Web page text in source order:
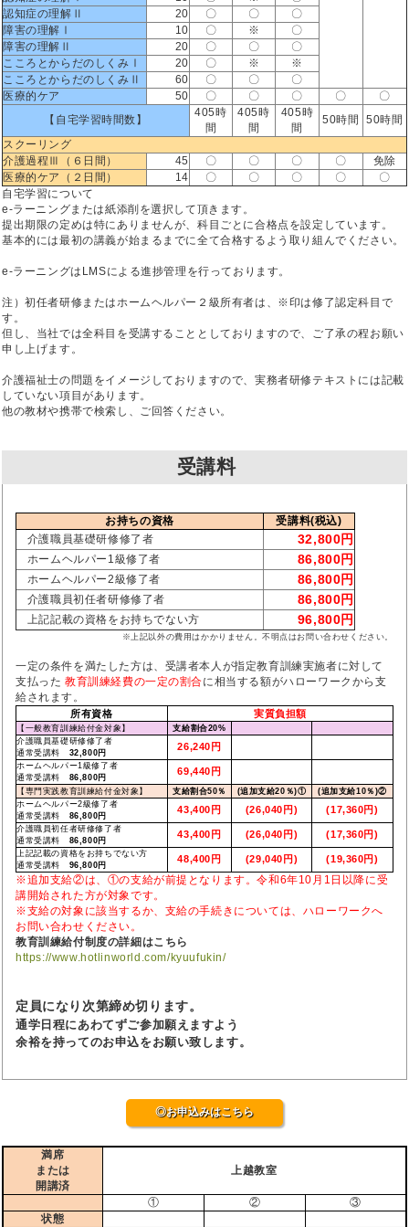
認知症の理解Ⅱ
20 〇 〇
〇
障害の理解Ⅰ
10 〇 ※
〇
障害の理解Ⅱ
20 〇 〇
〇
こころとからだのしくみⅠ
20 〇 ※
※
こころとからだのしくみⅡ
60 〇 〇
〇
医療的ケア
50 〇 〇 〇 〇
〇
【自宅学習時間数】
405時
間
405時
間
405時
間
50時間
50時間
スクーリング
介護過程Ⅲ（６日間）
45 〇 〇 〇 〇
免除
医療的ケア（２日間）
14 〇 〇 〇 〇
〇
自宅学習について
e-ラーニングまたは紙添削を選択して頂きます。
提出期限の定めは特にありませんが、科目ごとに合格点を設定しています。
基本的には最初の講義が始まるまでに全て合格するよう取り組んでください。
e-ラーニングはLMSによる進捗管理を行っております。
注）初任者研修またはホームヘルパー２級所有者は、※印は修了認定科目で
す。
但し、当社では全科目を受講することとしておりますので、ご了承の程お願い
申し上げます。
介護福祉士の問題をイメージしておりますので、実務者研修テキストには記載
していない項目があります。
他の教材や携帯で検索し、ご回答ください。
受講料
お持ちの資格
受講料(税込)
介護職員基礎研修修了者
32,800円
ホームヘルパー1級修了者 86,800円
ホームヘルパー2級修了者 86,800円
介護職員初任者研修修了者 86,800円
上記記載の資格をお持ちでない方 96,800円
※上記以外の費用はかかりません。不明点はお問い合わせください。
一定の条件を満たした方は、受講者本人が指定教育訓練実施者に対して
支払った 教育訓練経費の一定の割合に相当する額がハローワークから支
給されます。
所有資格 実質負担額
【一般教育訓練給付金対象】 支給割合20%
介護職員基礎研修修了者
通常受講料 32,800円
26,240円
ホームヘルパー1級修了者
通常受講料 86,800円
69,440円
【専門実践教育訓練給付金対象】 支給割合50％ (追加支給20％)① (追加支給10％)②
ホームヘルパー2級修了者
通常受講料 86,800円
43,400円 (26,040円) (17,360円)
介護職員初任者研修修了者
通常受講料 86,800円
43,400円 (26,040円) (17,360円)
上記記載の資格をお持ちでない方
通常受講料 96,800円
48,400円 (29,040円) (19,360円)
※追加支給②は、①の支給が前提となります。令和6年10月1日以降に受
講開始された方が対象です。
※支給の対象に該当するか、支給の手続きについては、ハローワークへ
お問い合わせください。
教育訓練給付制度の詳細はこちら
https://www.hotlinworld.com/kyuufukin/
定員になり次第締め切ります。
通学日程にあわてずご参加願えますよう
余裕を持ってのお申込をお願い致します。
◎お申込みはこちら
満席
または
開講済
上越教室
① ②
③
状態